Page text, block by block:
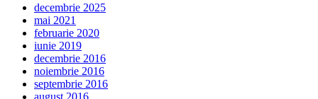
decembrie 2025
mai 2021
februarie 2020
iunie 2019
decembrie 2016
noiembrie 2016
septembrie 2016
august 2016